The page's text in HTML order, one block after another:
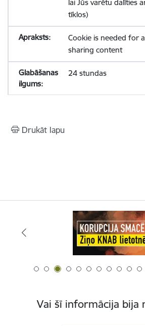
lai Jūs varētu dalīties
tīklos)
Cookie is needed for
sharing content
24 stundas
Drukāt lapu
Vai šī informācija bija